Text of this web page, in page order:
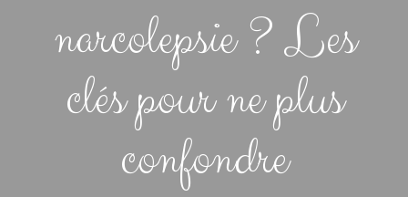
narcolepsie ? Les
clés pour ne plus
confondre